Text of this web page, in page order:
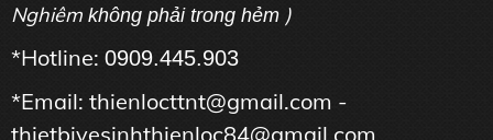
Nghiêm không phải trong hẻm )
*Hotline: 0909.445.903
*Email: thienlocttnt@gmail.com -
thietbivesinhthienloc84@gmail.com